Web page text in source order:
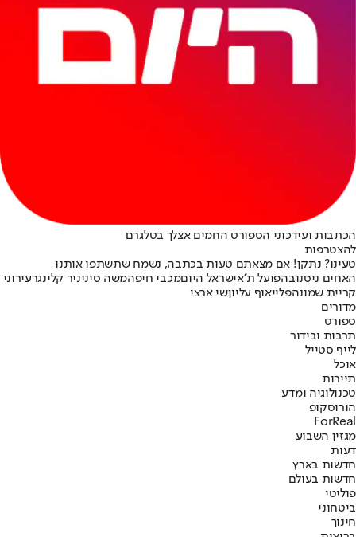
הכתבות ועידכוני הספורט החמים אצלך בטלגרם
להצטרפות
טעינו? נתקן! אם מצאתם טעות בכתבה, נשמח שתשתפו אותנו
האחים ניסנובהפועל ת''אישראל היוםמכבי חיפהמשה סיניניר קלינגרעירוני
קריית שמונהפלייאוף עליוןשי ארצי
מדורים
ספורט
תרבות ובידור
לייף סטייל
אוכל
תיירות
טכנולוגיה ומדע
הורוסקופ
ForReal
מגזין השבוע
דעות
חדשות בארץ
חדשות בעולם
פוליטי
ביטחוני
חינוך